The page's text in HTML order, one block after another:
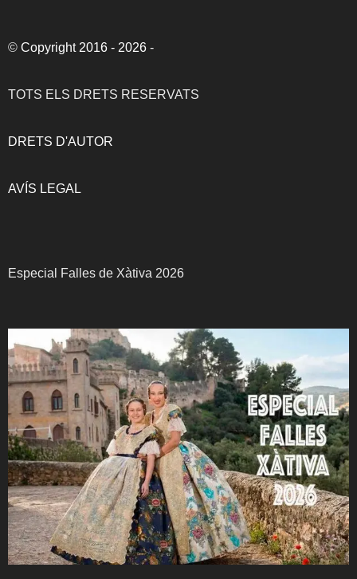
© Copyright 2016 - 2026 -
TOTS ELS DRETS RESERVATS
DRETS D'AUTOR
AVÍS LEGAL
Especial Falles de Xàtiva 2026